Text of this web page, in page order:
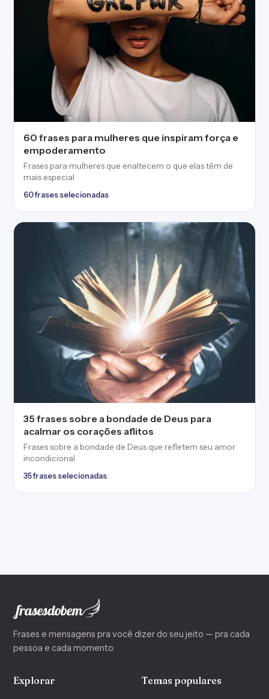
60 frases para mulheres que inspiram força e
empoderamento
Frases para mulheres que enaltecem o que elas têm de
mais especial
60 frases selecionadas
35 frases sobre a bondade de Deus para
acalmar os corações aflitos
Frases sobre a bondade de Deus que refletem seu amor
incondicional
35 frases selecionadas
Frases e mensagens pra você dizer do seu jeito — pra cada
pessoa e cada momento.
Explorar Temas populares